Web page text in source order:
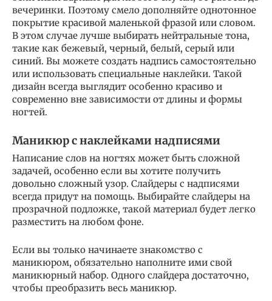
вечеринки. Поэтому смело дополняйте однотонное
покрытие красивой маленькой фразой или словом.
В этом случае лучше выбирать нейтральные тона,
такие как бежевый, черный, белый, серый или
синий. Вы можете создать надпись самостоятельно
или использовать специальные наклейки. Такой
дизайн всегда выглядит особенно красиво и
современно вне зависимости от длины и формы
ногтей.
Маникюр с наклейками надписями
Написание слов на ногтях может быть сложной
задачей, особенно если вы хотите получить
довольно сложный узор. Слайдеры с надписями
всегда придут на помощь. Выбирайте слайдеры на
прозрачной подложке, такой материал будет легко
разместить на любом фоне.
Если вы только начинаете знакомство с
маникюром, обязательно наполните ими свой
маникюрный набор. Одного слайдера достаточно,
чтобы преобразить весь маникюр.